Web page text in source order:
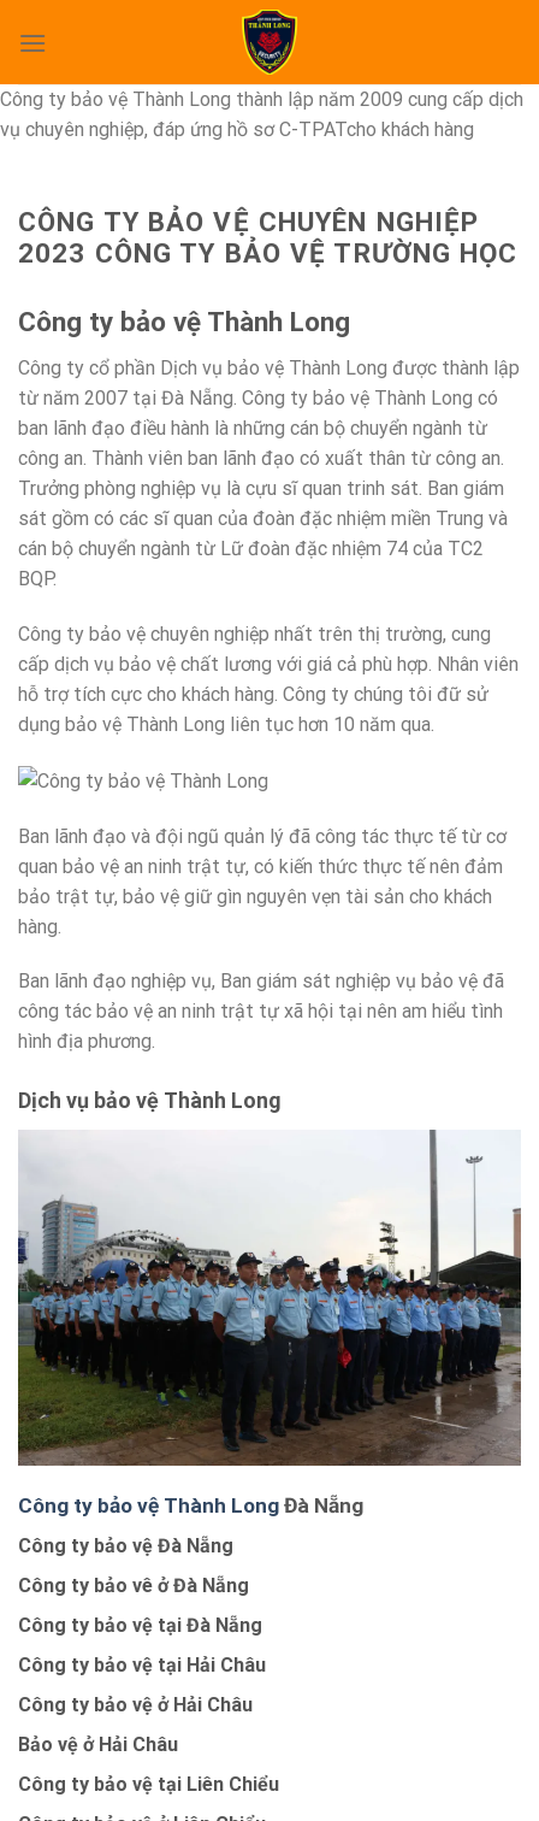
Công ty bảo vệ Thành Long thành lập năm 2009 cung cấp dịch
vụ chuyên nghiệp, đáp ứng hồ sơ C-TPATcho khách hàng
CÔNG TY BẢO VỆ CHUYÊN NGHIỆP
2023 CÔNG TY BẢO VỆ TRƯỜNG HỌC
Công ty bảo vệ Thành Long
Công ty cổ phần Dịch vụ bảo vệ Thành Long được thành lập
từ năm 2007 tại Đà Nẵng. Công ty bảo vệ Thành Long có
ban lãnh đạo điều hành là những cán bộ chuyển ngành từ
công an. Thành viên ban lãnh đạo có xuất thân từ công an.
Trưởng phòng nghiệp vụ là cựu sĩ quan trinh sát. Ban giám
sát gồm có các sĩ quan của đoàn đặc nhiệm miền Trung và
cán bộ chuyển ngành từ Lữ đoàn đặc nhiệm 74 của TC2
BQP.
Công ty bảo vệ chuyên nghiệp nhất trên thị trường, cung
cấp dịch vụ bảo vệ chất lương với giá cả phù hợp. Nhân viên
hỗ trợ tích cực cho khách hàng. Công ty chúng tôi đữ sử
dụng bảo vệ Thành Long liên tục hơn 10 năm qua.
Ban lãnh đạo và đội ngũ quản lý đã công tác thực tế từ cơ
quan bảo vệ an ninh trật tự, có kiến thức thực tế nên đảm
bảo trật tự, bảo vệ giữ gìn nguyên vẹn tài sản cho khách
hàng.
Ban lãnh đạo nghiệp vụ, Ban giám sát nghiệp vụ bảo vệ đã
công tác bảo vệ an ninh trật tự xã hội tại nên am hiểu tình
hình địa phương.
Dịch vụ bảo vệ Thành Long
Công ty bảo vệ Thành Long Đà Nẵng
Công ty bảo vệ Đà Nẵng
Công ty bảo vê ở Đà Nẵng
Công ty bảo vệ tại Đà Nẵng
Công ty bảo vệ tại Hải Châu
Công ty bảo vệ ở Hải Châu
Bảo vệ ở Hải Châu
Công ty bảo vệ tại Liên Chiểu